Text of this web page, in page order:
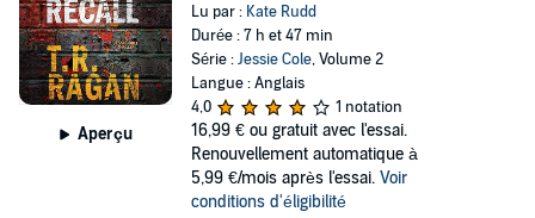
Aperçu
Lu par : Kate Rudd
Durée : 7 h et 47 min
Série :Jessie Cole, Volume 2
Langue : Anglais
4,0
1 notation
16,99 € ou gratuit avec l'essai.
Renouvellement automatique à
5,99 €/mois après l'essai. Voir
conditions d'éligibilité